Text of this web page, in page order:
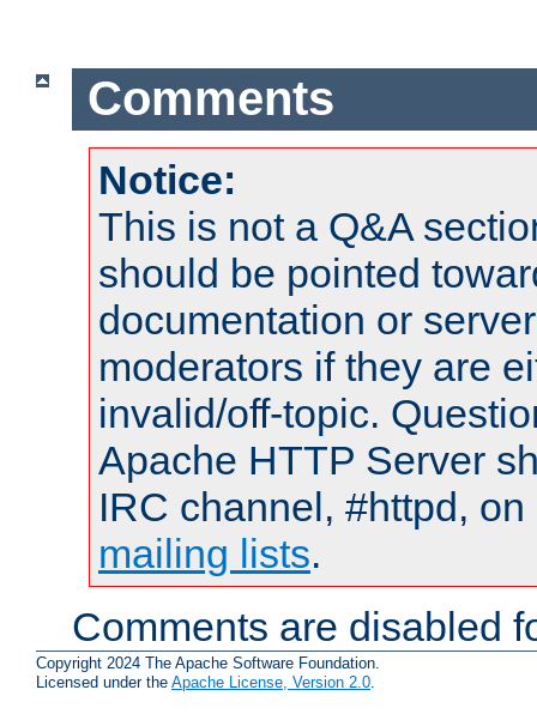
Comments
Notice:
This is not a Q&A
should be pointed
documentation or
moderators if they are
invalid/off-topic.
Apache HTTP Server
IRC channel, #httpd,
mailing lists.
Comments are disabled
Copyright 2024 The Apache Software Foundation.
Licensed under the Apache License, Version 2.0.